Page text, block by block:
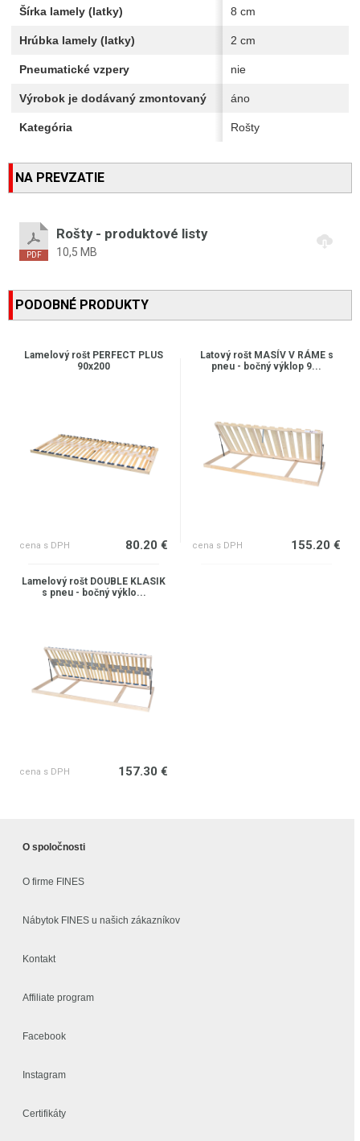
Šírka lamely (latky) 8 cm
Hrúbka lamely (latky) 2 cm
Pneumatické vzpery nie
Výrobok je dodávaný zmontovaný áno
Kategória Rošty
NA PREVZATIE
Rošty - produktové listy
10,5 MB
PODOBNÉ PRODUKTY
Lamelový rošt PERFECT PLUS
90x200
cena s DPH 80.20 €
Latový rošt MASÍV V RÁME s
pneu - bočný výklop 9...
cena s DPH 155.20 €
Lamelový rošt DOUBLE KLASIK
s pneu - bočný výklo...
cena s DPH 157.30 €
O spoločnosti
O firme FINES
Nábytok FINES u našich zákazníkov
Kontakt
Affiliate program
Facebook
Instagram
Certifikáty